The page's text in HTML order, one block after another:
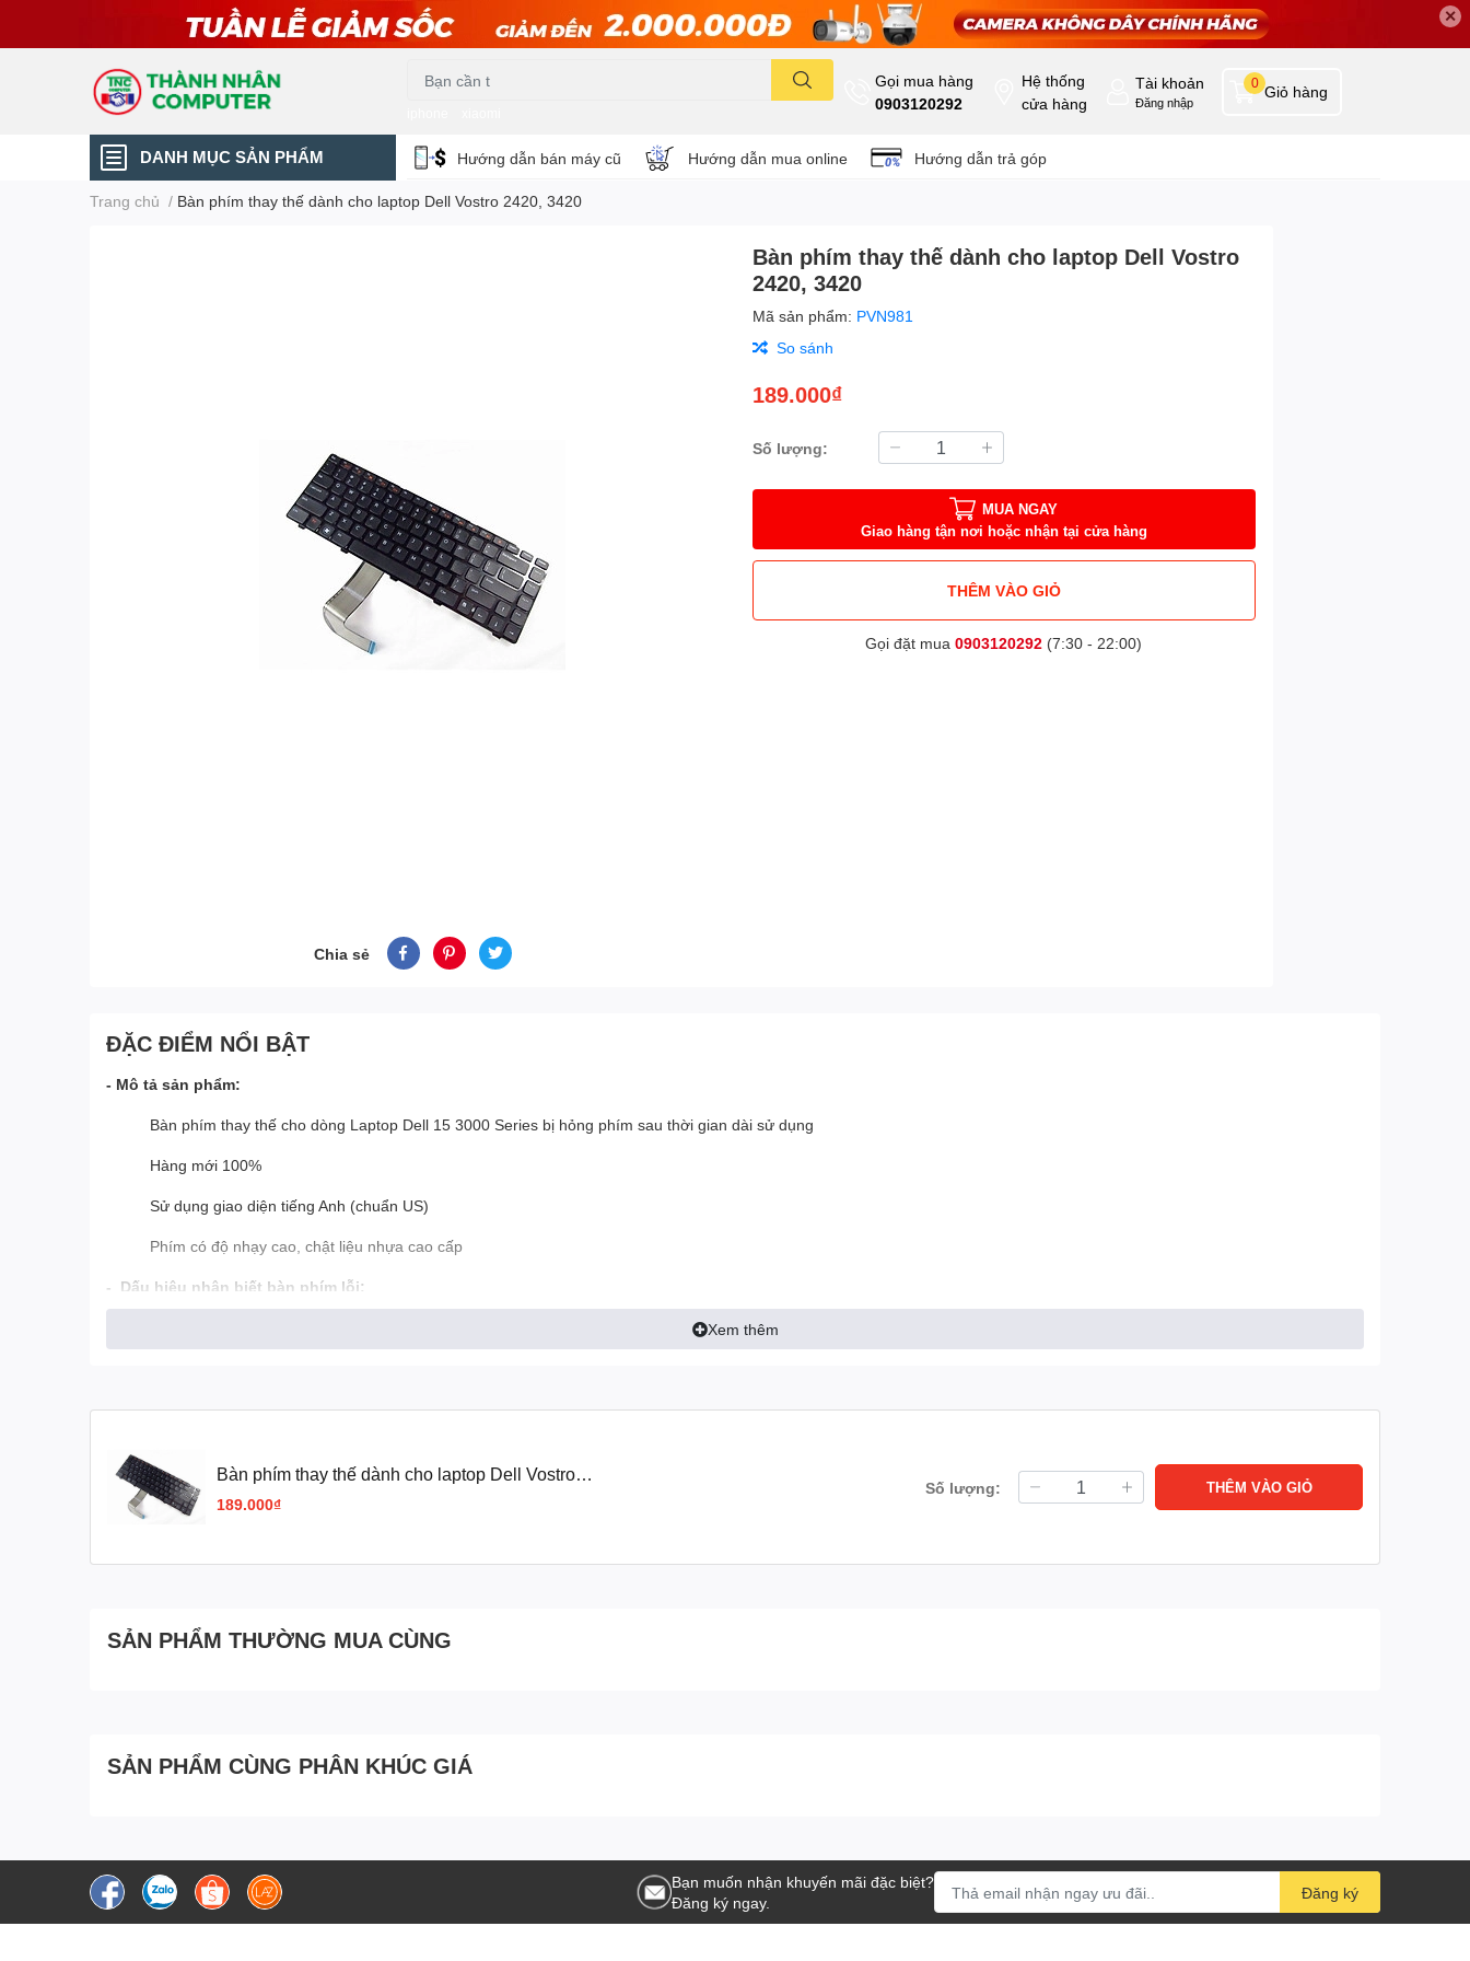
✕
Gọi mua hàng
0903120292
Hệ thống
cửa hàng
Tài khoản
Đăng nhập
Giỏ hàng
0
DANH MỤC SẢN PHẨM Hướng dẫn bán máy cũ Hướng dẫn mua online Hướng dẫn trả góp
Trang chủ / Bàn phím thay thế dành cho laptop Dell Vostro 2420, 3420
Chia sẻ
Bàn phím thay thế dành cho laptop Dell Vostro
2420, 3420
Mã sản phẩm: PVN981
So sánh
189.000₫
Số lượng:
MUA NGAY
Giao hàng tận nơi hoặc nhận tại cửa hàng
THÊM VÀO GIỎ
Gọi đặt mua0903120292 (7:30 - 22:00)
ĐẶC ĐIỂM NỔI BẬT
- Mô tả sản phẩm:
Bàn phím thay thế cho dòng Laptop Dell 15 3000 Series bị hỏng phím sau thời gian dài sử dụng
Hàng mới 100%
Sử dụng giao diện tiếng Anh (chuẩn US)
Phím có độ nhạy cao, chật liệu nhựa cao cấp
- Dấu hiệu nhận biết bàn phím lỗi:
Phím có tiếng kêu tít tít kéo dài khi bạn khởi động máy
Xem thêm
Bàn phím thay thế dành cho laptop Dell Vostro
2420, 3420
189.000₫
Số lượng: THÊM VÀO GIỎ
SẢN PHẨM THƯỜNG MUA CÙNG
SẢN PHẨM CÙNG PHÂN KHÚC GIÁ
Bạn muốn nhận khuyến mãi đặc biệt?
Đăng ký ngay.
Đăng ký